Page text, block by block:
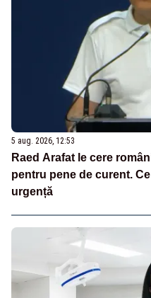
5 aug. 2026, 12:53
Raed Arafat le cere
pentru pene de curent.
urgență